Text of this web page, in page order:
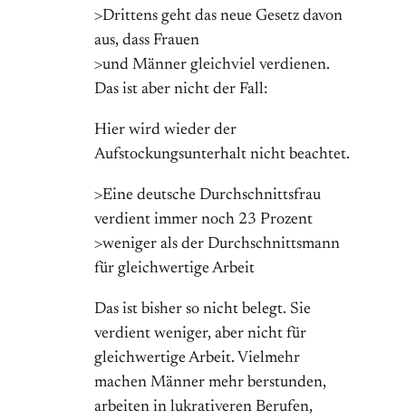
>Drittens geht das neue Gesetz davon
aus, dass Frauen
>und Männer gleichviel verdienen.
Das ist aber nicht der Fall:
Hier wird wieder der
Aufstockungsunterhalt nicht beachtet.
>Eine deutsche Durchschnittsfrau
verdient immer noch 23 Prozent
>weniger als der Durchschnittsmann
für gleichwertige Arbeit
Das ist bisher so nicht belegt. Sie
verdient weniger, aber nicht für
gleichwertige Arbeit. Vielmehr
machen Männer mehr berstunden,
arbeiten in lukrativeren Berufen,